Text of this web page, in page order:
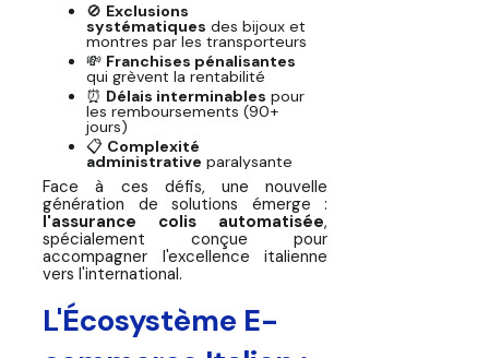
🚫 Exclusions
systématiques des bijoux et
montres par les transporteurs
💸 Franchises pénalisantes
qui grèvent la rentabilité
⏰ Délais interminables pour
les remboursements (90+
jours)
📋 Complexité
administrative paralysante
Face à ces défis, une nouvelle
génération de solutions émerge :
l'assurance colis automatisée,
spécialement conçue pour
accompagner l'excellence italienne
vers l'international.
L'Écosystème E-